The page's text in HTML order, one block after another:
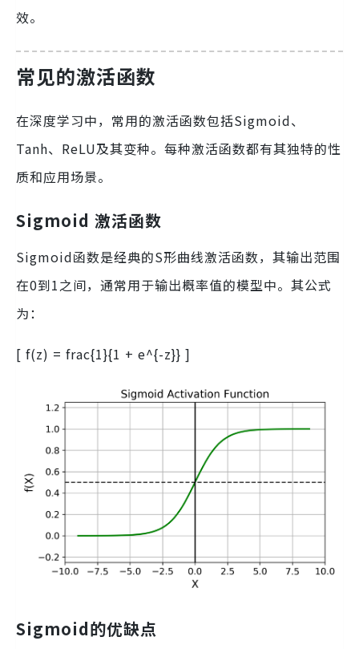
效。
常见的激活函数
在深度学习中，常用的激活函数包括Sigmoid、
Tanh、ReLU及其变种。每种激活函数都有其独特的性
质和应用场景。
Sigmoid 激活函数
Sigmoid函数是经典的S形曲线激活函数，其输出范围
在0到1之间，通常用于输出概率值的模型中。其公式
为：
[ f(z) = frac{1}{1 + e^{-z}} ]
Sigmoid的优缺点